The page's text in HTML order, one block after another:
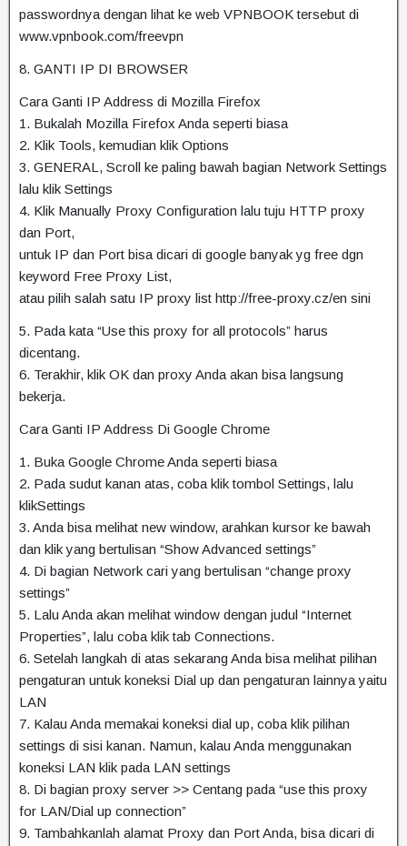
passwordnya dengan lihat ke web VPNBOOK tersebut di
www.vpnbook.com/freevpn
8. GANTI IP DI BROWSER
Cara Ganti IP Address di Mozilla Firefox
1. Bukalah Mozilla Firefox Anda seperti biasa
2. Klik Tools, kemudian klik Options
3. GENERAL, Scroll ke paling bawah bagian Network Settings
lalu klik Settings
4. Klik Manually Proxy Configuration lalu tuju HTTP proxy
dan Port,
untuk IP dan Port bisa dicari di google banyak yg free dgn
keyword Free Proxy List,
atau pilih salah satu IP proxy list http://free-proxy.cz/en sini
5. Pada kata “Use this proxy for all protocols” harus
dicentang.
6. Terakhir, klik OK dan proxy Anda akan bisa langsung
bekerja.
Cara Ganti IP Address Di Google Chrome
1. Buka Google Chrome Anda seperti biasa
2. Pada sudut kanan atas, coba klik tombol Settings, lalu
klikSettings
3. Anda bisa melihat new window, arahkan kursor ke bawah
dan klik yang bertulisan “Show Advanced settings”
4. Di bagian Network cari yang bertulisan “change proxy
settings”
5. Lalu Anda akan melihat window dengan judul “Internet
Properties”, lalu coba klik tab Connections.
6. Setelah langkah di atas sekarang Anda bisa melihat pilihan
pengaturan untuk koneksi Dial up dan pengaturan lainnya yaitu
LAN
7. Kalau Anda memakai koneksi dial up, coba klik pilihan
settings di sisi kanan. Namun, kalau Anda menggunakan
koneksi LAN klik pada LAN settings
8. Di bagian proxy server >> Centang pada “use this proxy
for LAN/Dial up connection”
9. Tambahkanlah alamat Proxy dan Port Anda, bisa dicari di